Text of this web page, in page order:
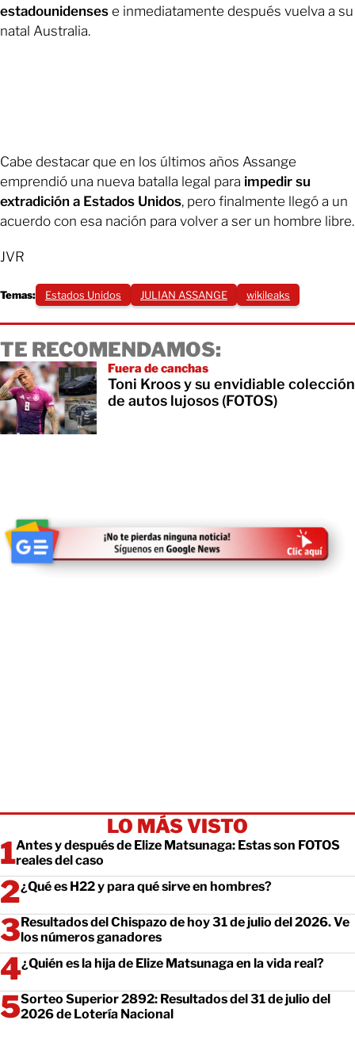
estadounidenses e inmediatamente después vuelva a su
natal Australia.
Cabe destacar que en los últimos años Assange
emprendió una nueva batalla legal para impedir su
extradición a Estados Unidos, pero finalmente llegó a un
acuerdo con esa nación para volver a ser un hombre libre.
JVR
Temas: Estados Unidos JULIAN ASSANGE wikileaks
TE RECOMENDAMOS:
Fuera de canchas
Toni Kroos y su envidiable colección
de autos lujosos (FOTOS)
LO MÁS VISTO
Antes y después de Elize Matsunaga: Estas son FOTOS
reales del caso
¿Qué es H22 y para qué sirve en hombres?
Resultados del Chispazo de hoy 31 de julio del 2026. Ve
los números ganadores
¿Quién es la hija de Elize Matsunaga en la vida real?
Sorteo Superior 2892: Resultados del 31 de julio del
2026 de Lotería Nacional